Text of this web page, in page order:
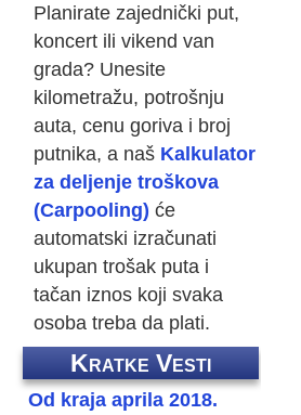
Planirate zajednički put,
koncert ili vikend van
grada? Unesite
kilometražu, potrošnju
auta, cenu goriva i broj
putnika, a naš Kalkulator
za deljenje troškova
(Carpooling) će
automatski izračunati
ukupan trošak puta i
tačan iznos koji svaka
osoba treba da plati.
Kratke Vesti
Od kraja aprila 2018.